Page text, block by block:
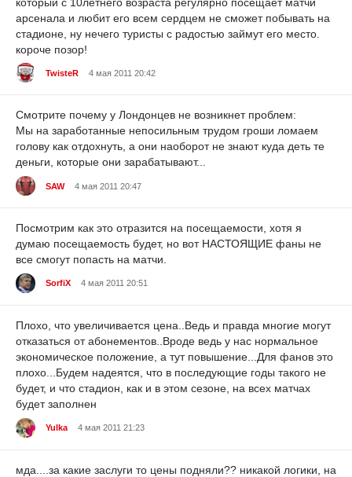
арсенала и любит его всем сердцем не сможет побывать на
стадионе, ну нечего туристы с радостью займут его место.
короче позор!
TwisteR 4 мая 2011 20:42
Смотрите почему у Лондонцев не возникнет проблем:
Мы на заработанные непосильным трудом гроши ломаем
голову как отдохнуть, а они наоборот не знают куда деть те
деньги, которые они зарабатывают...
SAW 4 мая 2011 20:47
Посмотрим как это отразится на посещаемости, хотя я
думаю посещаемость будет, но вот НАСТОЯЩИЕ фаны не
все смогут попасть на матчи.
SorfiX 4 мая 2011 20:51
Плохо, что увеличивается цена..Ведь и правда многие могут
отказаться от абонементов..Вроде ведь у нас нормальное
экономическое положение, а тут повышение...Для фанов это
плохо...Будем надеятся, что в последующие годы такого не
будет, и что стадион, как и в этом сезоне, на всех матчах
будет заполнен
Yulka 4 мая 2011 21:23
мда....за какие заслуги то цены подняли?? никакой логики, на